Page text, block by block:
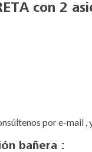
con 2
por e-mail
bañera :